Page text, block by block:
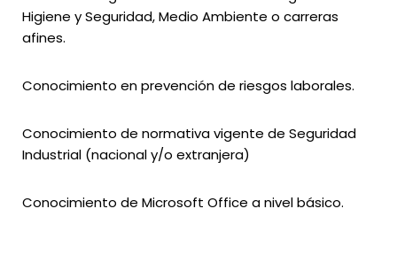
Higiene y Seguridad, Medio Ambiente o carreras
afines.
Conocimiento en prevención de riesgos laborales.
Conocimiento de normativa vigente de Seguridad
Industrial (nacional y/o extranjera)
Conocimiento de Microsoft Office a nivel básico.